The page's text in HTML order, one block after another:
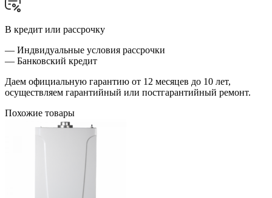
В кредит или рассрочку
— Индвидуальные условия рассрочки
— Банковский кредит
Даем официальную гарантию от 12 месяцев до 10 лет,
осуществляем гарантийный или постгарантийный ремонт.
Похожие товары